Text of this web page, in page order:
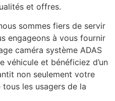
et offres.
sommes fiers de servir
engageons à vous fournir
caméra système ADAS
véhicule et bénéficiez d’un
non seulement votre
les usagers de la